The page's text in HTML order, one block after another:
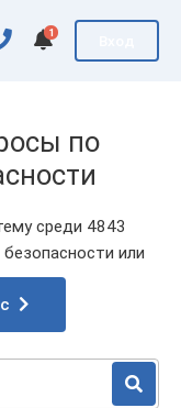
1
по
среди 4843
или